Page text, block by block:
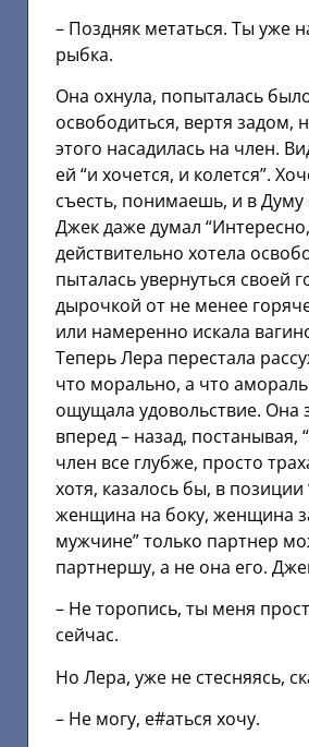
– Поздняк метаться. Ты уже
рыбка.
Она охнула, попыталась
освободиться, вертя задом,
этого насадилась на член.
ей “и хочется, и колется”.
съесть, понимаешь, и в Думу
Джек даже думал
действительно хотела
пыталась увернуться своей
дырочкой от не менее
или намеренно искала
Теперь Лера перестала
что морально, а что
ощущала удовольствие. Она
вперед – назад, постанывая,
член все глубже, просто
хотя, казалось бы, в
женщина на боку, женщина
мужчине” только партнер
партнершу, а не она его.
– Не торопись, ты меня
сейчас.
Но Лера, уже не стесняясь,
– Не могу, е#аться хочу.